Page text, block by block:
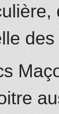
des